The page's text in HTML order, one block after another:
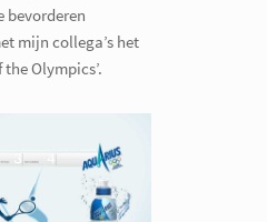
bevorderen
mijn collega’s het
Olympics’.